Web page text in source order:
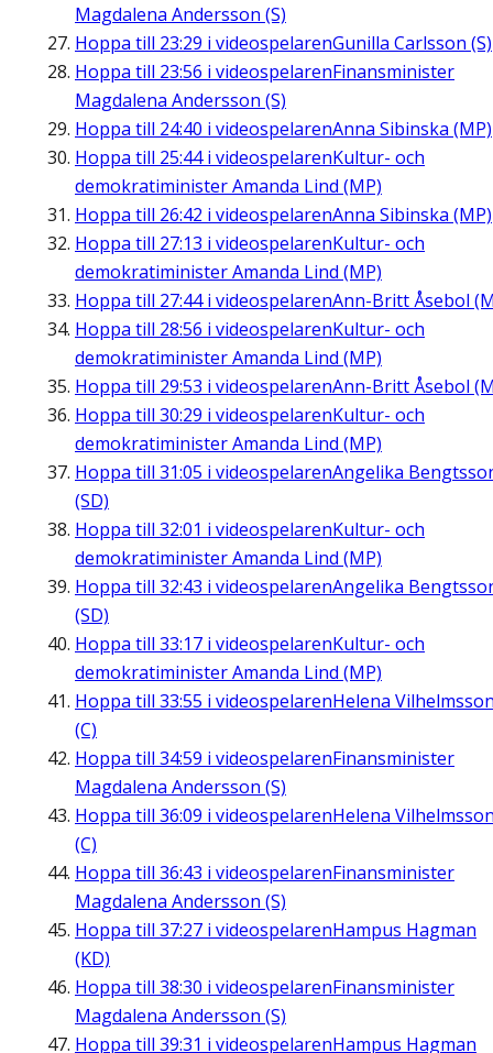
Magdalena Andersson (S)
Hoppa till 23:29 i videospelarenGunilla Carlsson (S)
Hoppa till 23:56 i videospelarenFinansminister
Magdalena Andersson (S)
Hoppa till 24:40 i videospelarenAnna Sibinska (MP)
Hoppa till 25:44i videospelarenKultur- och
demokratiminister Amanda Lind (MP)
Hoppa till 26:42 i videospelarenAnna Sibinska (MP)
Hoppa till 27:13 i videospelarenKultur- och
demokratiminister Amanda Lind (MP)
Hoppa till 27:44i videospelarenAnn-Britt Åsebol
Hoppa till 28:56 i videospelarenKultur- och
demokratiminister Amanda Lind (MP)
Hoppa till 29:53 i videospelarenAnn-Britt Åsebol
Hoppa till 30:29 i videospelarenKultur- och
demokratiminister Amanda Lind (MP)
Hoppa till 31:05 i videospelarenAngelika
(SD)
Hoppa till 32:01 i videospelarenKultur- och
demokratiminister Amanda Lind (MP)
Hoppa till 32:43 i videospelarenAngelika
(SD)
Hoppa till 33:17 i videospelarenKultur- och
demokratiminister Amanda Lind (MP)
Hoppa till 33:55 i videospelarenHelena
(C)
Hoppa till 34:59 i videospelarenFinansminister
Magdalena Andersson (S)
Hoppa till 36:09 i videospelarenHelena
(C)
Hoppa till 36:43 i videospelarenFinansminister
Magdalena Andersson (S)
Hoppa till 37:27 i videospelarenHampus Hagman
(KD)
Hoppa till 38:30 i videospelarenFinansminister
Magdalena Andersson (S)
Hoppa till 39:31 i videospelarenHampus Hagman